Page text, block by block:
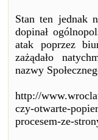
Stan ten jednak
dopinał
atak poprzez
zażądało
nazwy
http://
czy-otwarte-
procesem-ze-